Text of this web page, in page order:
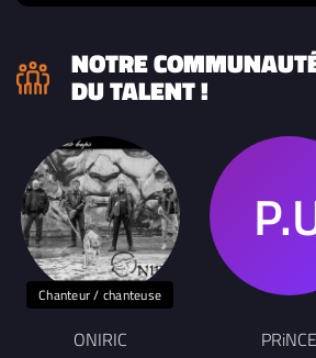
NOTRE
DU TALENT !
Chanteur / chanteuse
ONIRIC PRiNCE